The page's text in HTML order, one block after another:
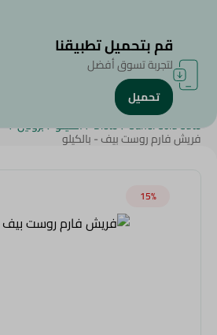
الرئيسية/اللحوم الباردة
Sahel Cold Cuts
/
Diets
/الكيتو/بروتين/
فريش فارم روست بيف - بالكيلو
15‎%‎
قم بتحميل تطبيقنا
لتجربة تسوق أفضل
تحميل